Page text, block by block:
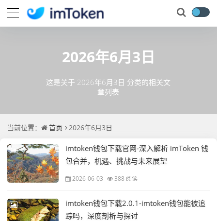
2026年6月3日
这是关于 2026年6月3日 分类的相关文
章列表
当前位置： 首页 2026年6月3日
imtoken钱包下载官网-深入解析 imToken 钱
包合并，机遇、挑战与未来展望
2026-06-03 388 阅读
imtoken钱包下载2.0.1-imtoken钱包能被追
踪吗，深度剖析与探讨